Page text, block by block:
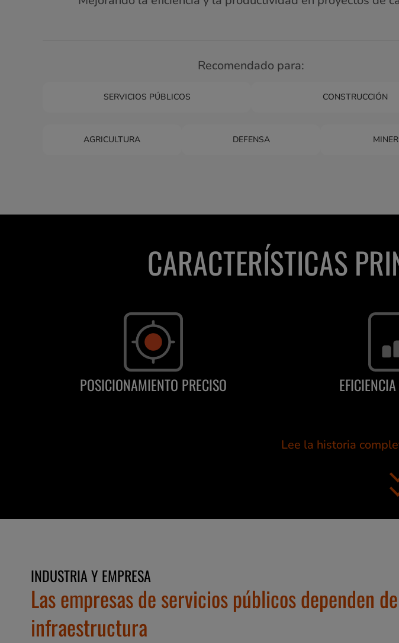
Recomendado para:
SERVICIOS PÚBLICOS CONSTRUCCIÓN
AGRICULTURA DEFENSA
CARACTERÍSTICAS
POSICIONAMIENTO PRECISO
Lee la historia
INDUSTRIA Y EMPRESA
Las empresas de servicios públicos dependen
infraestructura